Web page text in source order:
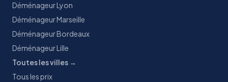
Déménageur Lyon
Déménageur Marseille
Déménageur Bordeaux
Déménageur Lille
Toutes les villes →
Tous les prix